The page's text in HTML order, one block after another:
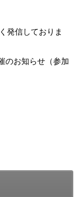
発信しておりま
のお知らせ（参加